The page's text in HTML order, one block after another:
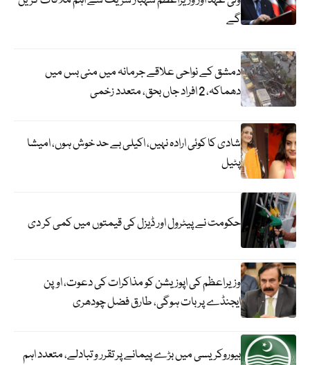
گے
دمشق کے نواحی علاقے جرمانہ میں منی بس میں
دھماکہ، 2 افراد جاں بحق، متعدد زخمی
شادی کا کوئی ارادہ نہیں، اکیلی بے حد خوش ہوں، امیشا
پٹیل
حکومت نے پیٹرول اور ڈیزل کی قیمتوں میں کمی کر دی
وزیراعظم کی اپوزیشن کو مذاکرات کی دعوت، اوپن
ایجنڈے پر بات ہوگی، طارق فضل چودھری
بیوروکریسی میں بڑے پیمانے پر تقرر و تبادلے، متعدد اہم